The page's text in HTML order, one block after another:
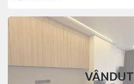
VÂNDUT